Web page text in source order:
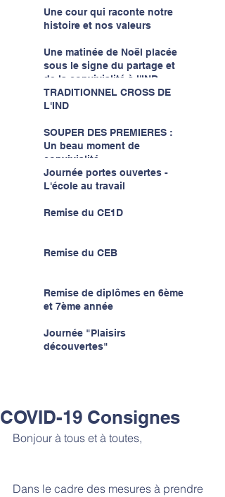
Une cour qui raconte notre
histoire et nos valeurs
Une matinée de Noël placée
sous le signe du partage et
de la convivialité à l'IND...
TRADITIONNEL CROSS DE
L'IND
SOUPER DES PREMIERES :
Un beau moment de
convivialité...
Journée portes ouvertes -
L'école au travail
Remise du CE1D
Remise du CEB
Remise de diplômes en 6ème
et 7ème année
Journée "Plaisirs
découvertes"
COVID-19 Consignes
Bonjour à tous et à toutes,
Dans le cadre des mesures à prendre